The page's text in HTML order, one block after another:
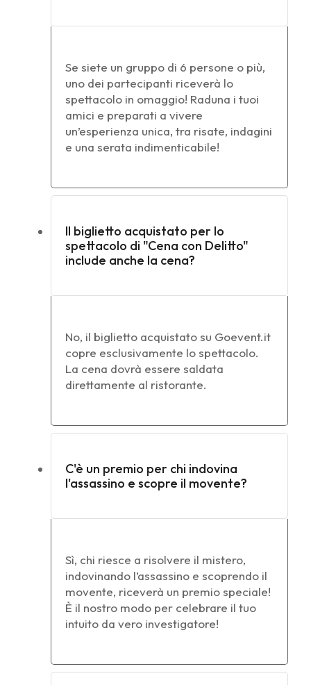
Se siete un gruppo di 6 persone o più,
uno dei partecipanti riceverà lo
spettacolo in omaggio! Raduna i tuoi
amici e preparati a vivere
un’esperienza unica, tra risate, indagini
e una serata indimenticabile!
Il biglietto acquistato per lo
spettacolo di "Cena con Delitto"
include anche la cena?
No, il biglietto acquistato su Goevent.it
copre esclusivamente lo spettacolo.
La cena dovrà essere saldata
direttamente al ristorante.
C'è un premio per chi indovina
l'assassino e scopre il movente?
Sì, chi riesce a risolvere il mistero,
indovinando l’assassino e scoprendo il
movente, riceverà un premio speciale!
È il nostro modo per celebrare il tuo
intuito da vero investigatore!